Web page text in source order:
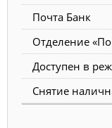
Почта Банк
Отделение
Доступен в
Снятие